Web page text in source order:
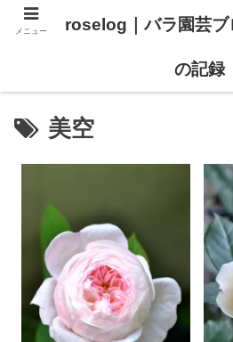
美空
メニュー roselog｜バラ園芸ブ
の記録